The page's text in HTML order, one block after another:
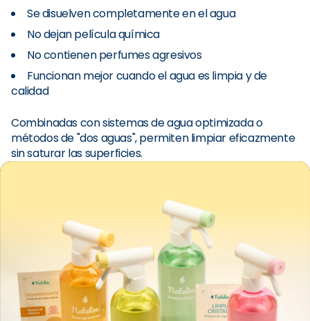
Se disuelven completamente en el agua
No dejan película química
No contienen perfumes agresivos
Funcionan mejor cuando el agua es limpia y de
calidad
Combinadas con sistemas de agua optimizada o
métodos de "dos aguas", permiten limpiar eficazmente
sin saturar las superficies.